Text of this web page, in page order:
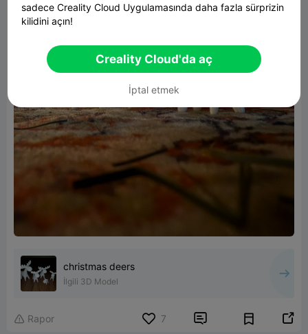
christmas deers
İlgili 3D Model
 Rapor 7  
sadece Creality Cloud Uygulamasında daha fazla sürprizin
kilidini açın!
Creality Cloud'da aç
İptal etmek